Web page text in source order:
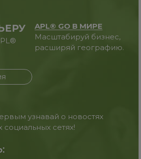
APL® GO В МИРЕ
Масштабируй бизнес,
расширяй географию.
узнавай о новостях
сетях!